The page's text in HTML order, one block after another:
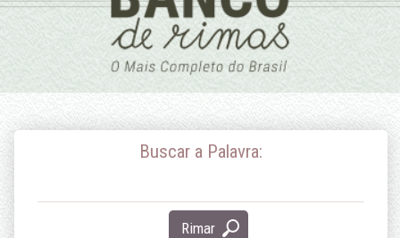
Buscar a Palavra:
Rimar